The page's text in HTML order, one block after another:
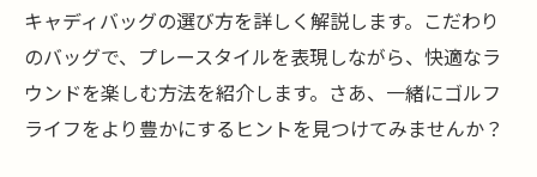
キャディバッグの選び方を詳しく解説します。こだわり
のバッグで、プレースタイルを表現しながら、快適なラ
ウンドを楽しむ方法を紹介します。さあ、一緒にゴルフ
ライフをより豊かにするヒントを見つけてみませんか？